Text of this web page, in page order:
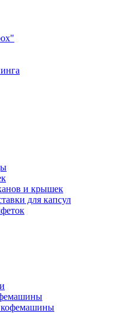
и крышек
для капсул
кофемашины